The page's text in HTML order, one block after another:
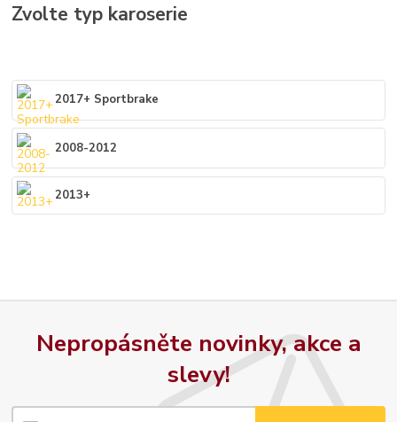
Zvolte typ karoserie
2017+ Sportbrake
2008-2012
2013+
Nepropásněte novinky, akce a
slevy!